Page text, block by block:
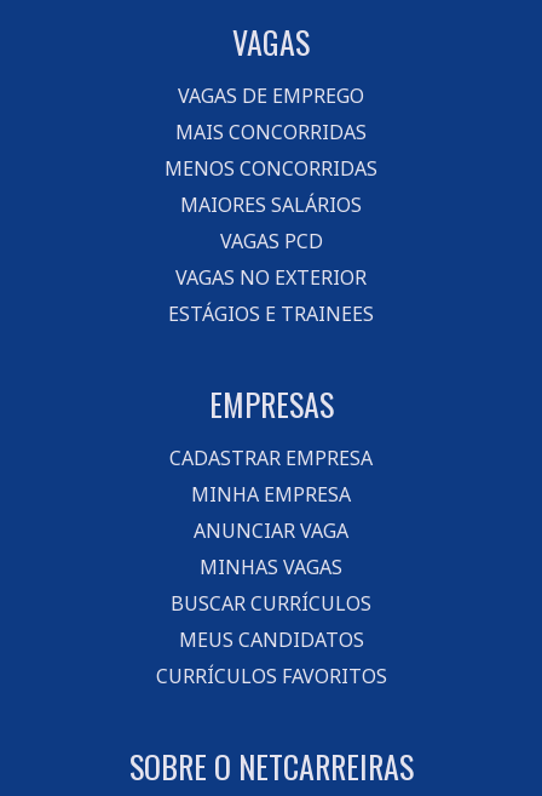
VAGAS
VAGAS DE EMPREGO
MAIS CONCORRIDAS
MENOS CONCORRIDAS
MAIORES SALÁRIOS
VAGAS PCD
VAGAS NO EXTERIOR
ESTÁGIOS E TRAINEES
EMPRESAS
CADASTRAR EMPRESA
MINHA EMPRESA
ANUNCIAR VAGA
MINHAS VAGAS
BUSCAR CURRÍCULOS
MEUS CANDIDATOS
CURRÍCULOS FAVORITOS
SOBRE O NETCARREIRAS